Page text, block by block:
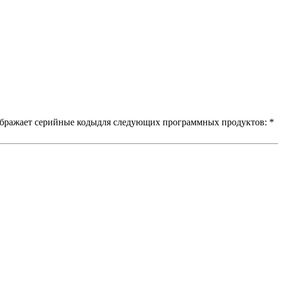
серийные кодыдля следующих программных продуктов: *